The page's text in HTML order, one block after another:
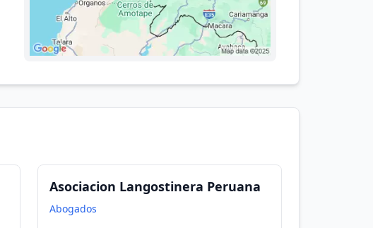
Asociacion Langostinera Peruana
Abogados